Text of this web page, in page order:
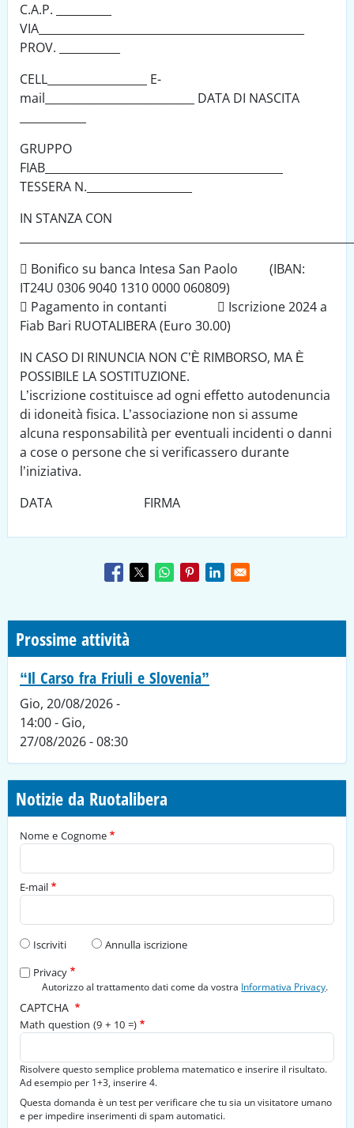
C.A.P. __________
VIA________________________________________________
PROV. ___________
CELL__________________ E-
mail___________________________ DATA DI NASCITA
GRUPPO
FIAB___________________________________________
TESSERA N.___________________
IN STANZA CON
 Bonifico su banca Intesa San Paolo (IBAN:
IT24U 0306 9040 1310 0000 060809)
 Pagamento in contanti  Iscrizione 2024 a
Fiab Bari RUOTALIBERA (Euro 30.00)
IN CASO DI RINUNCIA NON C’È RIMBORSO, MA È
POSSIBILE LA SOSTITUZIONE.
L’iscrizione costituisce ad ogni effetto autodenuncia
di idoneità fisica. L’associazione non si assume
alcuna responsabilità per eventuali incidenti o danni
a cose o persone che si verificassero durante
l’iniziativa.
DATA FIRMA
Prossime attività
“Il Carso fra Friuli e Slovenia”
Gio, 20/08/2026 -
14:00- Gio,
27/08/2026 - 08:30
Notizie da Ruotalibera
Nome e Cognome
E-mail
Tipo di richiesta
Iscriviti
Annulla iscrizione
Privacy
Autorizzo al trattamento dati come da vostra Informativa Privacy.
CAPTCHA
Math question (9 + 10 =)
Risolvere questo semplice problema matematico e inserire il risultato.
Ad esempio per 1+3, inserire 4.
Questa domanda è un test per verificare che tu sia un visitatore umano
e per impedire inserimenti di spam automatici.